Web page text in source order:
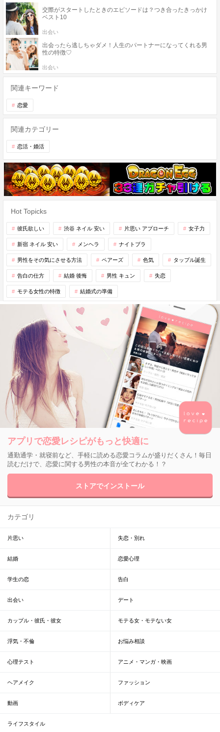
交際がスタートしたときのエピソードは？つき合ったきっかけ
ベスト10
出会い
出会ったら逃しちゃダメ！人生のパートナーになってくれる男
性の特徴♡
出会い
関連キーワード
恋愛
関連カテゴリー
恋活・婚活
Hot Topicks
彼氏欲しい 渋谷 ネイル 安い 片思い アプローチ 女子力
新宿 ネイル 安い メンヘラ ナイトブラ
男性をその気にさせる方法 ペアーズ 色気 タップル誕生
告白の仕方 結婚 後悔 男性 キュン 失恋
モテる女性の特徴 結婚式の準備
アプリで恋愛レシピがもっと快適に
通勤通学・就寝前など、手軽に読める恋愛コラムが盛りだくさん！毎日
読むだけで、恋愛に関する男性の本音が全てわかる！？
ストアでインストール
カテゴリ
片思い 失恋・別れ
結婚 恋愛心理
学生の恋 告白
出会い デート
カップル・彼氏・彼女 モテる女・モテない女
浮気・不倫 お悩み相談
心理テスト アニメ・マンガ・映画
ヘアメイク ファッション
動画 ボディケア
ライフスタイル